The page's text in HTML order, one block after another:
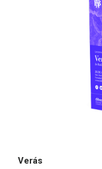
Verás